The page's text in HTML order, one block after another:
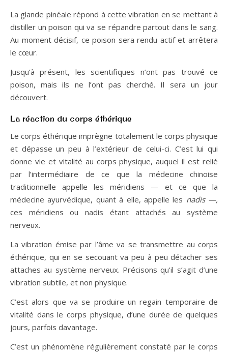
La glande pinéale répond à cette vibration en se mettant à
distiller un poison qui va se répandre partout dans le sang.
Au moment décisif, ce poison sera rendu actif et arrêtera
le cœur.
Jusqu’à présent, les scientifiques n’ont pas trouvé ce
poison, mais ils ne l’ont pas cherché. Il sera un jour
découvert.
La réaction du corps éthérique
Le corps éthérique imprègne totalement le corps physique
et dépasse un peu à l’extérieur de celui-ci. C’est lui qui
donne vie et vitalité au corps physique, auquel il est relié
par l’intermédiaire de ce que la médecine chinoise
traditionnelle appelle les méridiens — et ce que la
médecine ayurvédique, quant à elle, appelle les nadis —,
ces méridiens ou nadis étant attachés au système
nerveux.
La vibration émise par l’âme va se transmettre au corps
éthérique, qui en se secouant va peu à peu détacher ses
attaches au système nerveux. Précisons qu’il s’agit d’une
vibration subtile, et non physique.
C’est alors que va se produire un regain temporaire de
vitalité dans le corps physique, d’une durée de quelques
jours, parfois davantage.
C’est un phénomène régulièrement constaté par le corps